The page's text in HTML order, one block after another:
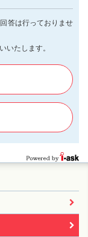
答は行っておりませ
いたします。